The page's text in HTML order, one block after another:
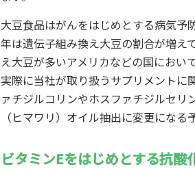
大豆食品はがんをはじめとする病気予
年は遺伝子組み換え大豆の割合が増え
え大豆が多いアメリカなどの国におい
実際に当社が取り扱うサプリメントに
ァチジルコリンやホスファチジルセ
（ヒマワリ）オイル抽出に変更になる
ビタミンEをはじめとする抗酸